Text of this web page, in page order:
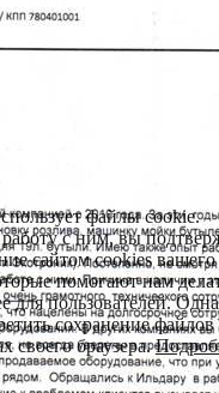
файлы cookie.
с ним, вы
сайтом cookies вашего
помогают нам
для пользователей.
сохранение
своего браузера.